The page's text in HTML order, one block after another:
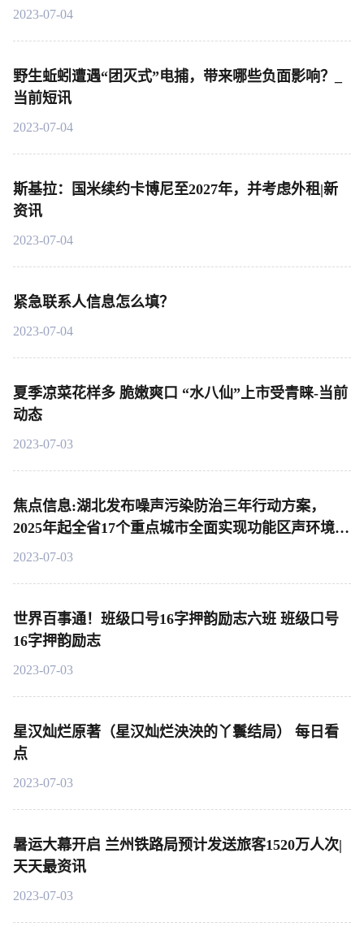
2023-07-04
野生蚯蚓遭遇“团灭式”电捕，带来哪些负面影响？_
当前短讯
2023-07-04
斯基拉：国米续约卡博尼至2027年，并考虑外租|新
资讯
2023-07-04
紧急联系人信息怎么填？
2023-07-04
夏季凉菜花样多 脆嫩爽口 “水八仙”上市受青睐-当前
动态
2023-07-03
焦点信息:湖北发布噪声污染防治三年行动方案，
2025年起全省17个重点城市全面实现功能区声环境质
量自动监测
2023-07-03
世界百事通！班级口号16字押韵励志六班 班级口号
16字押韵励志
2023-07-03
星汉灿烂原著（星汉灿烂泱泱的丫鬟结局） 每日看
点
2023-07-03
暑运大幕开启 兰州铁路局预计发送旅客1520万人次|
天天最资讯
2023-07-03